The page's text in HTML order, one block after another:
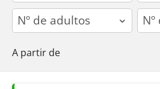
adults
A partir de